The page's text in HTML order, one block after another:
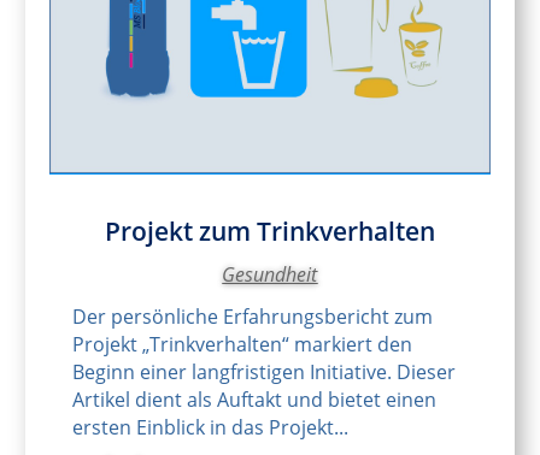
Projekt zum Trinkverhalten
Gesundheit
Der persönliche Erfahrungsbericht zum
Projekt „Trinkverhalten“ markiert den
Beginn einer langfristigen Initiative. Dieser
Artikel dient als Auftakt und bietet einen
ersten Einblick in das Projekt...